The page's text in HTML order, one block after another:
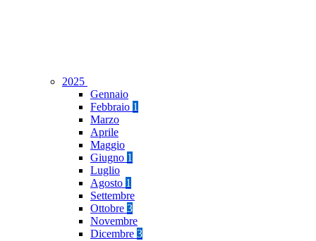
2025
Gennaio
Febbraio 1
Marzo
Aprile
Maggio
Giugno 1
Luglio
Agosto 1
Settembre
Ottobre 3
Novembre
Dicembre 3